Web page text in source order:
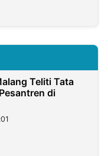
Teliti Tata
di